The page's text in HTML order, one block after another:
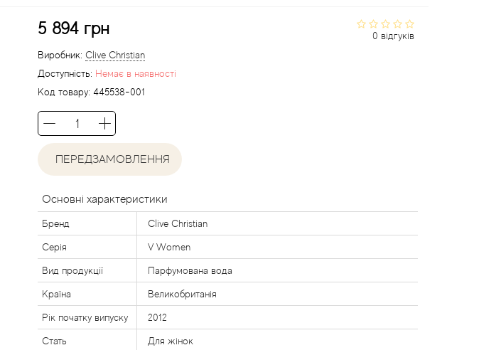
0 відгуків
5 894 грн
Виробник: Clive Christian
Доступність: Немає в наявності
Код товару: 445538-001
ПЕРЕДЗАМОВЛЕННЯ
Основні характеристики
Бренд Clive Christian
Серія V Women
Вид продукції Парфумована вода
Країна Великобританія
Рік початку випуску 2012
Стать Для жінок